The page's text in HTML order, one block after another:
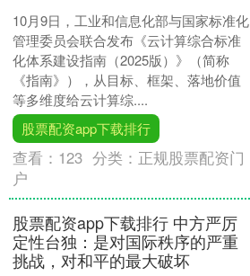
10月9日，工业和信息化部与国家标准化
管理委员会联合发布《云计算综合标准
化体系建设指南（2025版）》（简称
《指南》），从目标、框架、落地价值
等多维度给云计算综....
股票配资app下载排行
查看： 123 分类： 正规股票配资门
户
股票配资app下载排行 中方严厉
定性台独：是对国际秩序的严重
挑战，对和平的最大破坏